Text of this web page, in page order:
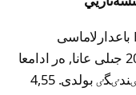
اۆستراليياداعى Early Release of Super باعدارلاماسى
ۋاقىتپەن جەنە شارتپەن شەكتەلگەن: 2020 جىلى عانا, ەر ادامعا
10 000 AUD دەيٸن ەكٸ رەت الۋ مٷمكٸندٸگٸ بولدى. 4,55